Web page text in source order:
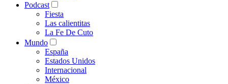
Podcast
Fiesta
Las calientitas
La Fe De Cuto
Mundo
España
Estados Unidos
Internacional
México